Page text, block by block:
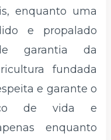
enquanto uma
e propalado
garantia da
fundada
e garante o
de vida e
enquanto